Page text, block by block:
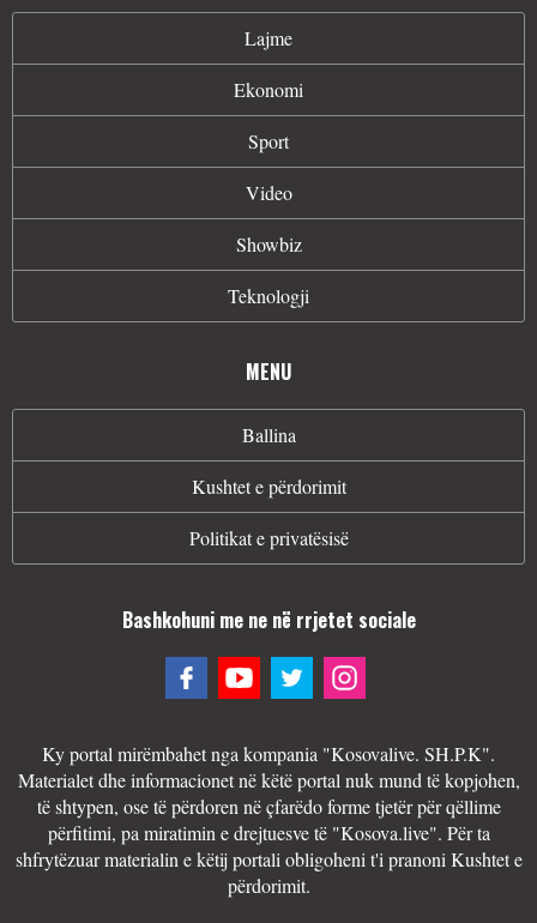
Lajme
Ekonomi
Sport
Video
Showbiz
Teknologji
MENU
Ballina
Kushtet e përdorimit
Politikat e privatësisë
Bashkohuni me ne në rrjetet sociale
Ky portal mirëmbahet nga kompania "Kosovalive. SH.P.K".
Materialet dhe informacionet në këtë portal nuk mund të kopjohen,
të shtypen, ose të përdoren në çfarëdo forme tjetër për qëllime
përfitimi, pa miratimin e drejtuesve të "Kosova.live". Për ta
shfrytëzuar materialin e këtij portali obligoheni t'i pranoni Kushtet e
përdorimit.